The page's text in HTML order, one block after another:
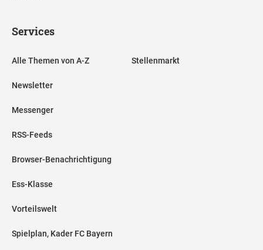
Services
Alle Themen von A-Z
Newsletter
Messenger
RSS-Feeds
Browser-Benachrichtigung
Ess-Klasse
Vorteilswelt
Spielplan, Kader FC Bayern
Stellenmarkt